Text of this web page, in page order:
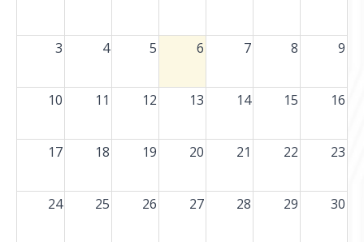
3 4 5 6 7 8 9
10 11 12 13 14 15 16
17 18 19 20 21 22 23
24 25 26 27 28 29 30